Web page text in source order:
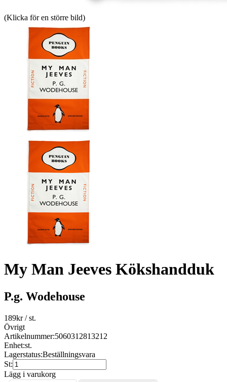
(Klicka för en större bild)
My Man Jeeves Kökshandduk
P.g. Wodehouse
189kr/ st.
Övrigt
Artikelnummer:5060312813212
Enhet:st.
Lagerstatus:Beställningsvara
St:
Lägg i varukorg